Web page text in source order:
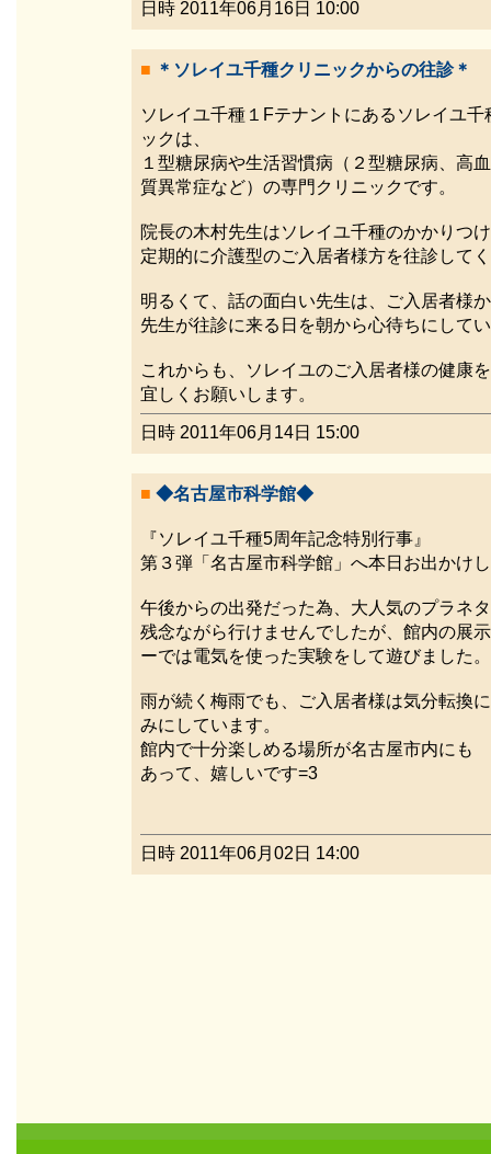
日時 2011年06月16日 10:00
■ ＊ソレイユ千種クリニックからの往診＊
ソレイユ千種１Fテナントにあるソレイユ千
ックは、
１型糖尿病や生活習慣病（２型糖尿病、高
質異常症など）の専門クリニックです。
院長の木村先生はソレイユ千種のかかりつ
定期的に介護型のご入居者様方を往診して
明るくて、話の面白い先生は、ご入居者様
先生が往診に来る日を朝から心待ちにして
これからも、ソレイユのご入居者様の健康
宜しくお願いします。
日時 2011年06月14日 15:00
■ ◆名古屋市科学館◆
『ソレイユ千種5周年記念特別行事』
第３弾「名古屋市科学館」へ本日お出かけ
午後からの出発だった為、大人気のプラネ
残念ながら行けませんでしたが、館内の展
ーでは電気を使った実験をして遊びました。
雨が続く梅雨でも、ご入居者様は気分転換
みにしています。
館内で十分楽しめる場所が名古屋市内にも
あって、嬉しいです=3
日時 2011年06月02日 14:00